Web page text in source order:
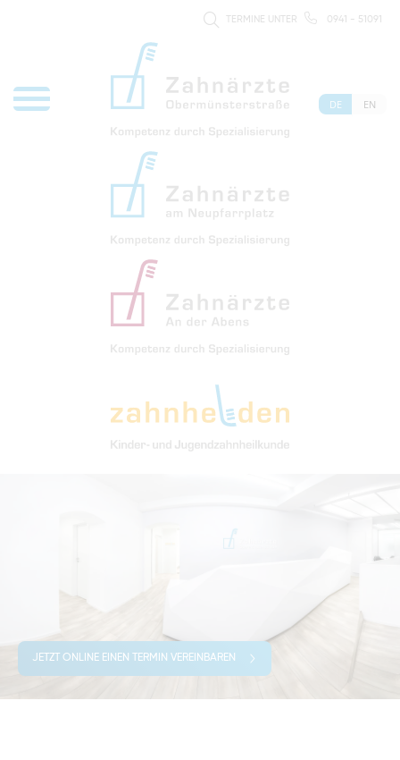
TERMINE UNTER 0941 - 51091
DE EN
JETZT ONLINE EINEN TERMIN VEREINBAREN